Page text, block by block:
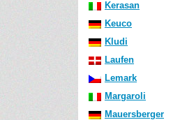
Kerasan
Keuco
Kludi
Laufen
Lemark
Margaroli
Mauersberger